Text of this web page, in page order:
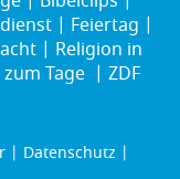
Feiertag
Religion in
Tage
ZDF
Datenschutz